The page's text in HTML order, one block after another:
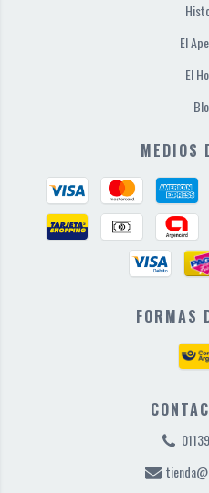
El
El
MEDIOS
FORMAS